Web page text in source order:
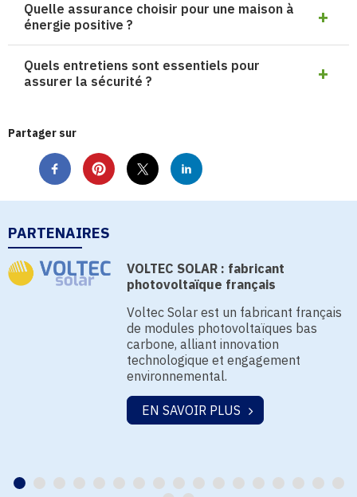
Quelle assurance choisir pour une maison à
énergie positive ?
Quels entretiens sont essentiels pour
assurer la sécurité ?
Partager sur
PARTENAIRES
VOLTEC SOLAR : fabricant
photovoltaïque français
Voltec Solar est un fabricant français
de modules photovoltaïques bas
carbone, alliant innovation
technologique et engagement
environnemental.
EN SAVOIR PLUS